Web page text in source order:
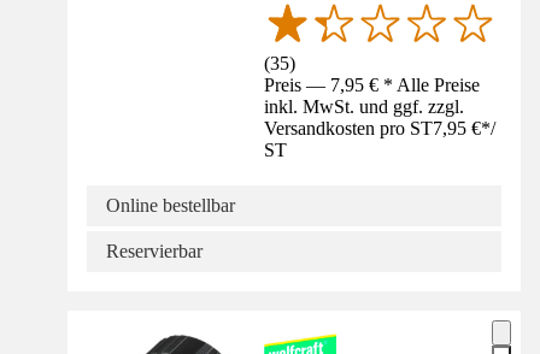
(35)
Preis — 7,95 € * Alle Preise
inkl. MwSt. und ggf. zzgl.
Versandkosten pro ST7,95 €*/
ST
Online bestellbar
Reservierbar